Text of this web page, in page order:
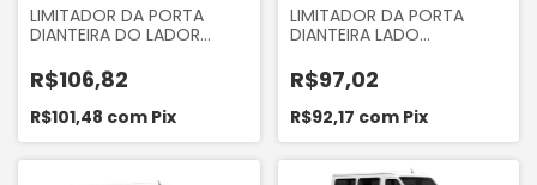
LIMITADOR DA PORTA
DIANTEIRA DO LADOR
SPRINTER 310 311 312 313 412
413 1997 A 2012
R$106,82
R$101,48 com Pix
LIMITADOR DA PORTA
DIANTEIRA LADO
SPRINTER 310 311 312 313 412
413
R$97,02
R$92,17 com Pix